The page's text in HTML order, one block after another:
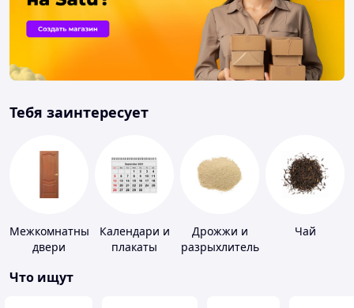
Тебя заинтересует
Межкомнатные
двери
Календари и
плакаты
Дрожжи и
разрыхлитель
Чай
Что ищут